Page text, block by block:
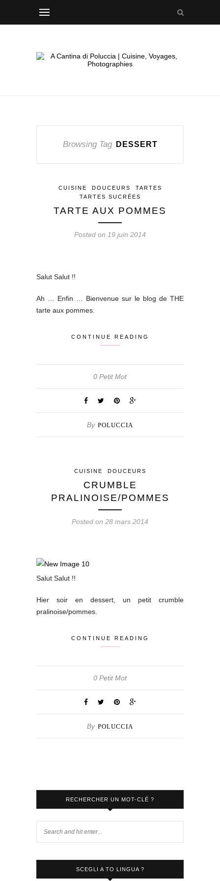
Browsing Tag DESSERT
CUISINE DOUCEURS
TARTES
TARTES SUCRÉES
TARTE AUX POMMES
Posted on 19 juin 2014
Salut Salut !!
Ah … Enfin … Bienvenue sur le blog de THE
tarte aux pommes.
CONTINUE READING
0 Petit Mot
By POLUCCIA
CUISINE DOUCEURS
CRUMBLE
PRALINOISE/POMMES
Posted on 28 mars 2014
Salut Salut !!
Hier soir en dessert, un petit crumble
pralinoise/pommes.
CONTINUE READING
0 Petit Mot
By POLUCCIA
RECHERCHER UN MOT-CLÉ ?
SCEGLI A TO LINGUA ?